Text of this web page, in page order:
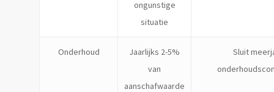
ongunstige
situatie
Onderhoud
Jaarlijks 2-5%
van
aanschafwaarde
Sluit